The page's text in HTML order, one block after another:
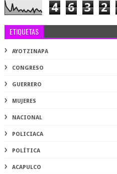
4 6 3 2
ETIQUETAS
AYOTZINAPA
CONGRESO
GUERRERO
MUJERES
NACIONAL
POLICIACA
POLÍTICA
ACAPULCO